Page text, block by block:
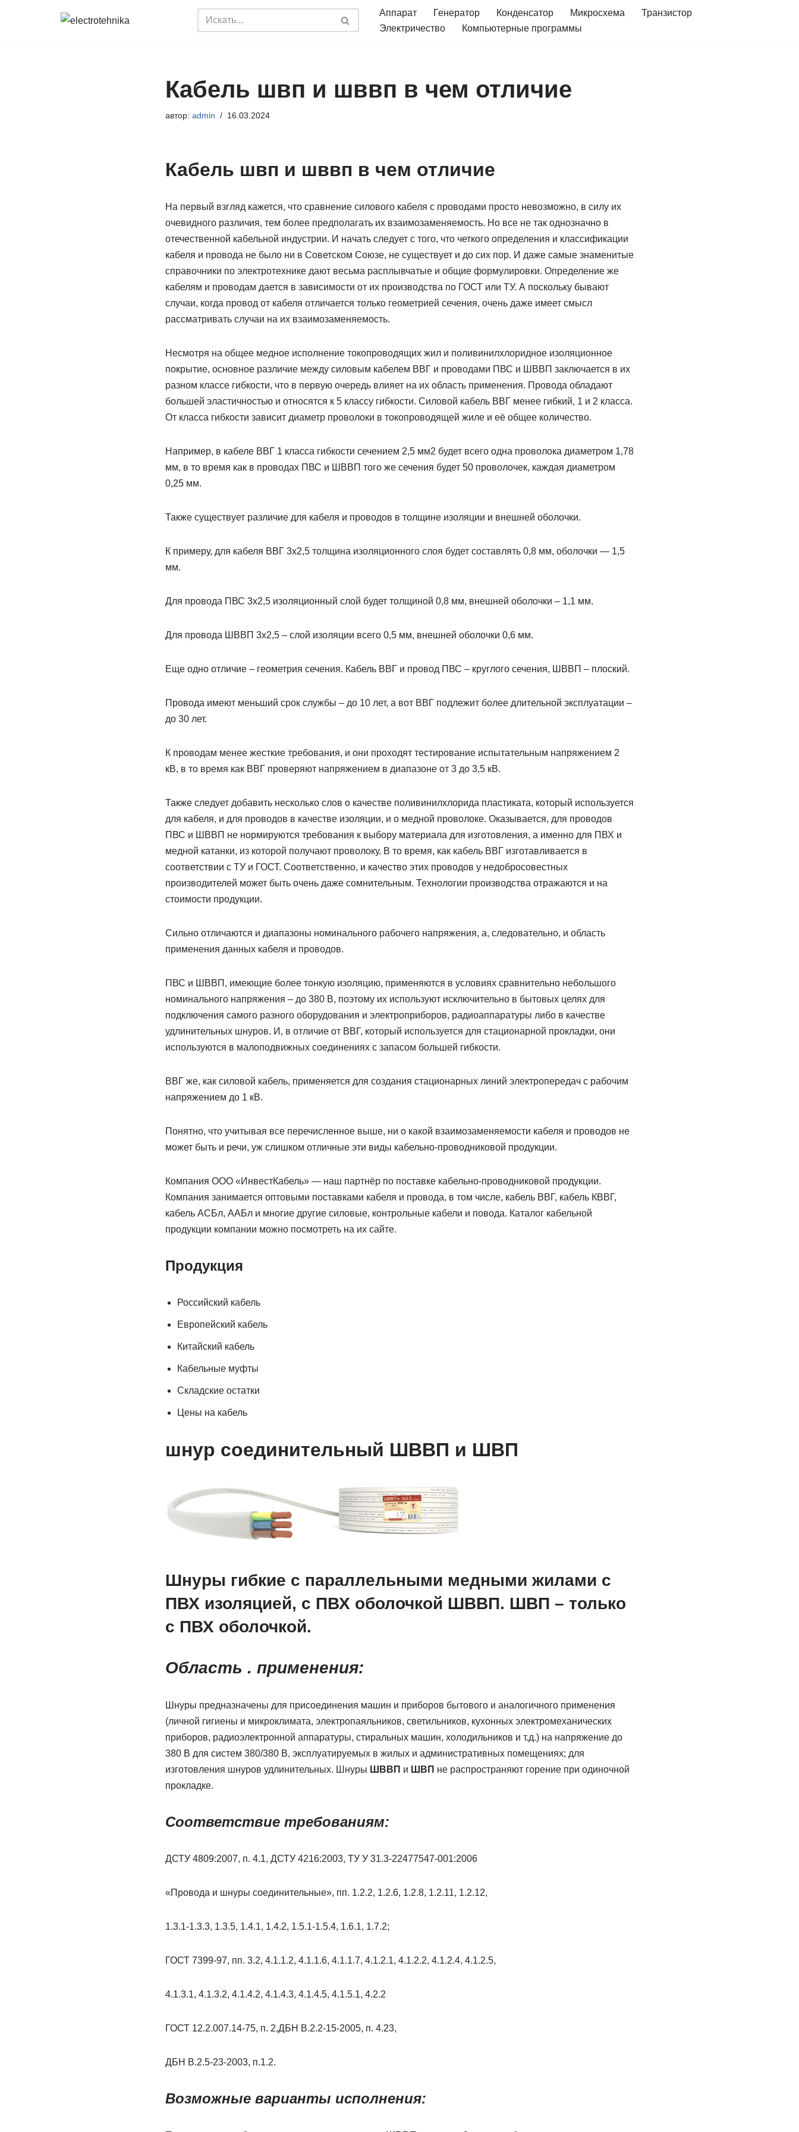
Аппарат Генератор Конденсатор Микросхема
Транзистор
Электричество
Компьютерные программы
Кабель швп и шввп в чем отличие
автор: admin 16.03.2024
Кабель швп и шввп в чем отличие
На первый взгляд кажется, что сравнение силового кабеля с проводами просто невозможно, в силу их
очевидного различия, тем более предполагать их взаимозаменяемость. Но все не так однозначно в
отечественной кабельной индустрии. И начать следует с того, что четкого определения и классификации
кабеля и провода не было ни в Советском Союзе, не существует и до сих пор. И даже самые знаменитые
справочники по электротехнике дают весьма расплывчатые и общие формулировки. Определение же
кабелям и проводам дается в зависимости от их производства по ГОСТ или ТУ. А поскольку бывают
случаи, когда провод от кабеля отличается только геометрией сечения, очень даже имеет смысл
рассматривать случаи на их взаимозаменяемость.
Несмотря на общее медное исполнение токопроводящих жил и поливинилхлоридное изоляционное
покрытие, основное различие между силовым кабелем ВВГ и проводами ПВС и ШВВП заключается в их
разном классе гибкости, что в первую очередь влияет на их область применения. Провода обладают
большей эластичностью и относятся к 5 классу гибкости. Силовой кабель ВВГ менее гибкий, 1 и 2 класса.
От класса гибкости зависит диаметр проволоки в токопроводящей жиле и её общее количество.
Например, в кабеле ВВГ 1 класса гибкости сечением 2,5 мм2 будет всего одна проволока диаметром 1,78
мм, в то время как в проводах ПВС и ШВВП того же сечения будет 50 проволочек, каждая диаметром
0,25 мм.
Также существует различие для кабеля и проводов в толщине изоляции и внешней оболочки.
К примеру, для кабеля ВВГ 3х2,5 толщина изоляционного слоя будет составлять 0,8 мм, оболочки — 1,5
мм.
Для провода ПВС 3х2,5 изоляционный слой будет толщиной 0,8 мм, внешней оболочки – 1,1 мм.
Для провода ШВВП 3х2,5 – слой изоляции всего 0,5 мм, внешней оболочки 0,6 мм.
Еще одно отличие – геометрия сечения. Кабель ВВГ и провод ПВС – круглого сечения, ШВВП – плоский.
Провода имеют меньший срок службы – до 10 лет, а вот ВВГ подлежит более длительной эксплуатации –
до 30 лет.
К проводам менее жесткие требования, и они проходят тестирование испытательным напряжением 2
кВ, в то время как ВВГ проверяют напряжением в диапазоне от 3 до 3,5 кВ.
Также следует добавить несколько слов о качестве поливинилхлорида пластиката, который используется
для кабеля, и для проводов в качестве изоляции, и о медной проволоке. Оказывается, для проводов
ПВС и ШВВП не нормируются требования к выбору материала для изготовления, а именно для ПВХ и
медной катанки, из которой получают проволоку. В то время, как кабель ВВГ изготавливается в
соответствии с ТУ и ГОСТ. Соответственно, и качество этих проводов у недобросовестных
производителей может быть очень даже сомнительным. Технологии производства отражаются и на
стоимости продукции.
Сильно отличаются и диапазоны номинального рабочего напряжения, а, следовательно, и область
применения данных кабеля и проводов.
ПВС и ШВВП, имеющие более тонкую изоляцию, применяются в условиях сравнительно небольшого
номинального напряжения – до 380 В, поэтому их используют исключительно в бытовых целях для
подключения самого разного оборудования и электроприборов, радиоаппаратуры либо в качестве
удлинительных шнуров. И, в отличие от ВВГ, который используется для стационарной прокладки, они
используются в малоподвижных соединениях с запасом большей гибкости.
ВВГ же, как силовой кабель, применяется для создания стационарных линий электропередач с рабочим
напряжением до 1 кВ.
Понятно, что учитывая все перечисленное выше, ни о какой взаимозаменяемости кабеля и проводов не
может быть и речи, уж слишком отличные эти виды кабельно-проводниковой продукции.
Компания ООО «ИнвестКабель» — наш партнёр по поставке кабельно-проводниковой продукции.
Компания занимается оптовыми поставками кабеля и провода, в том числе, кабель ВВГ, кабель КВВГ,
кабель АСБл, ААБл и многие другие силовые, контрольные кабели и повода. Каталог кабельной
продукции компании можно посмотреть на их сайте.
Продукция
Российский кабель
Европейский кабель
Китайский кабель
Кабельные муфты
Складские остатки
Цены на кабель
шнур соединительный ШВВП и ШВП
Шнуры гибкие с параллельными медными жилами с
ПВХ изоляцией, с ПВХ оболочкой ШВВП. ШВП – только
с ПВХ оболочкой.
Область . применения:
Шнуры предназначены для присоединения машин и приборов бытового и аналогичного применения
(личной гигиены и микроклимата, электропаяльников, светильников, ку­хонных электромеханических
приборов, радиоэлектронной аппаратуры, стиральных машин, холодильников и т.д.) на напряжение до
380 В для систем 380/380 В, эксплуатируемых в жилых и административных помещениях; для
изготовления шнуров удлинительных. Шнуры ШВВП и ШВП не распространяют горение при одиночной
прокладке.
Соответствие требованиям:
ДСТУ 4809:2007, п. 4.1, ДСТУ 4216:2003, ТУ У 31.3-22477547-001:2006
«Провода и шнуры соединительные», пп. 1.2.2, 1.2.6, 1.2.8, 1.2.11, 1.2.12,
1.3.1-1.3.3, 1.3.5, 1.4.1, 1.4.2, 1.5.1-1.5.4, 1.6.1, 1.7.2;
ГОСТ 7399-97, пп. 3.2, 4.1.1.2, 4.1.1.6, 4.1.1.7, 4.1.2.1, 4.1.2.2, 4.1.2.4, 4.1.2.5,
4.1.3.1, 4.1.3.2, 4.1.4.2, 4.1.4.3, 4.1.4.5, 4.1.5.1, 4.2.2
ГОСТ 12.2.007.14-75, п. 2,ДБН В.2.2-15-2005, п. 4.23,
ДБН В.2.5-23-2003, п.1.2.
Возможные варианты исполнения: